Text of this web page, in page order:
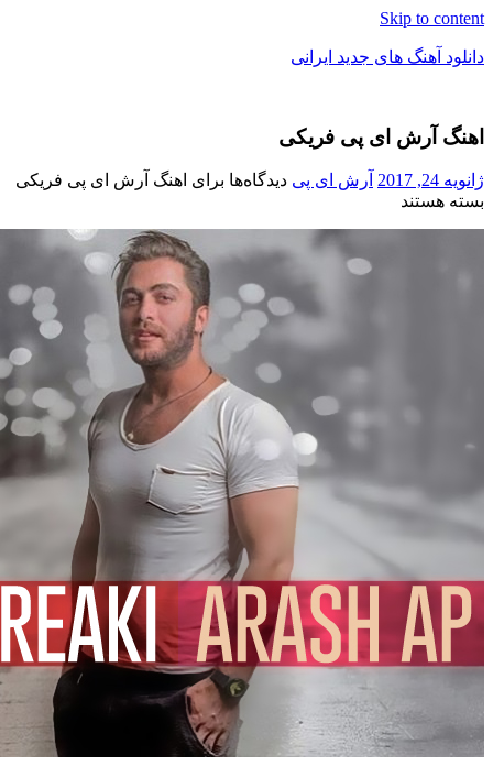
Skip to
آهنگ های جدید ایرانی
آرش ای پی فریکی
آرش ای پی دیدگاه‌هابرای اهنگ آرش ای پی فریکی